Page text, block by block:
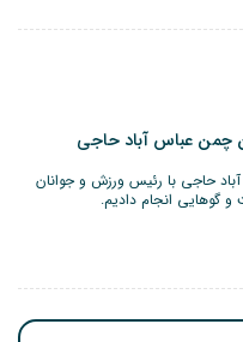
عباس آباد حاجی
حاجی با رئیس ورزش و جوانان
گوهایی انجام دادیم.